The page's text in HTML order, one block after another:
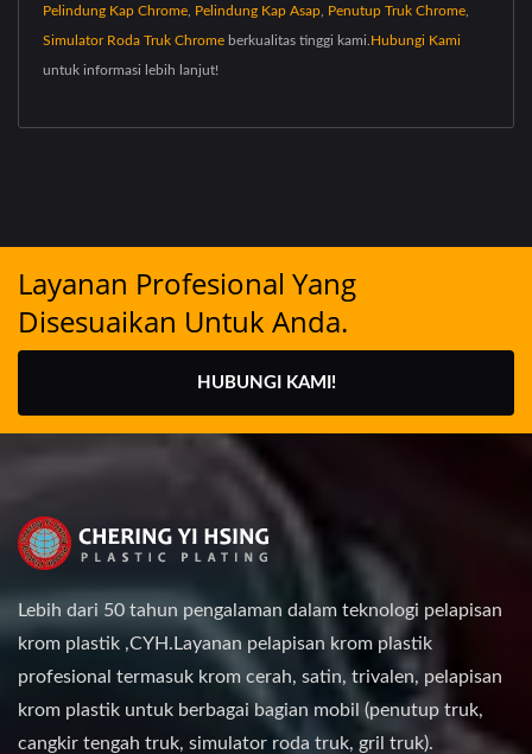
Pelindung Kap Chrome Pelindung Kap Asap Penutup Truk Chrome
Simulator Roda Truk Chrome berkualitas tinggi kami. Hubungi Kami
untuk informasi lebih lanjut!
Layanan Profesional Yang
Disesuaikan Untuk Anda.
HUBUNGI KAMI!
Lebih dari 50 tahun pengalaman dalam teknologi pelapisan
krom plastik ,CYH.Layanan pelapisan krom plastik
profesional termasuk krom cerah, satin, trivalen, pelapisan
krom plastik untuk berbagai bagian mobil (penutup truk,
cangkir tengah truk, simulator roda truk, gril truk).